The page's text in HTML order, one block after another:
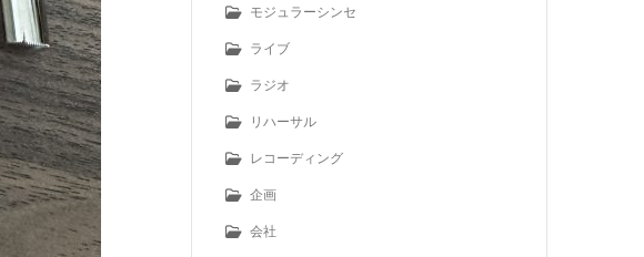
モジュラーシンセ
ライブ
ラジオ
リハーサル
レコーディング
企画
会社